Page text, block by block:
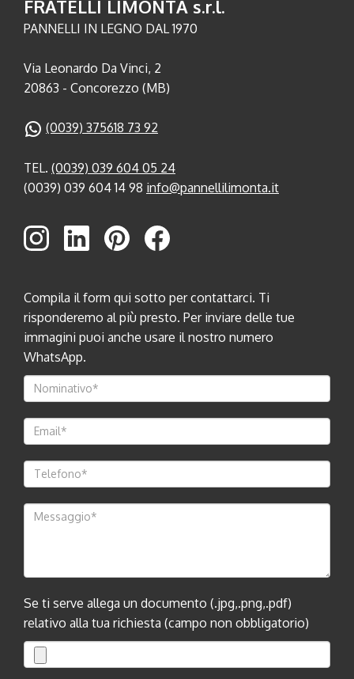
FRATELLI LIMONTA s.r.l.
PANNELLI IN LEGNO DAL 1970
Via Leonardo Da Vinci, 2
20863 - Concorezzo (MB)
(0039) 375618 73 92
TEL. (0039) 039 604 05 24
(0039) 039 604 14 98 info@pannellilimonta.it
Compila il form qui sotto per contattarci. Ti
risponderemo al più presto. Per inviare delle tue
immagini puoi anche usare il nostro numero
WhatsApp.
Se ti serve allega un documento (.jpg,.png,.pdf)
relativo alla tua richiesta (campo non obbligatorio)